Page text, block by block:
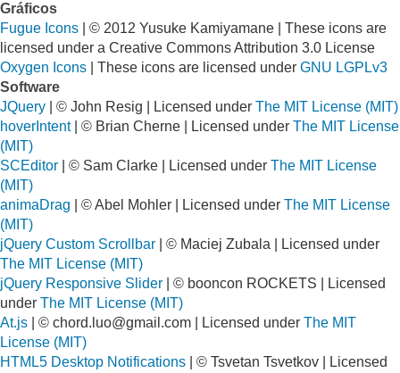
Gráficos
Fugue Icons | © 2012 Yusuke Kamiyamane | These icons are
licensed under a Creative Commons Attribution 3.0 License
Oxygen Icons | These icons are licensed under GNU LGPLv3
Software
JQuery | © John Resig | Licensed under The MIT License (MIT)
hoverIntent| © Brian Cherne | Licensed under The MIT License
(MIT)
SCEditor | © Sam Clarke | Licensed under The MIT License
(MIT)
animaDrag | © Abel Mohler | Licensed under The MIT License
(MIT)
jQuery Custom Scrollbar | © Maciej Zubala | Licensed under
The MIT License (MIT)
jQuery Responsive Slider | © booncon ROCKETS | Licensed
under The MIT License (MIT)
At.js | © chord.luo@gmail.com | Licensed under The MIT
License (MIT)
HTML5 Desktop Notifications | © Tsvetan Tsvetkov | Licensed